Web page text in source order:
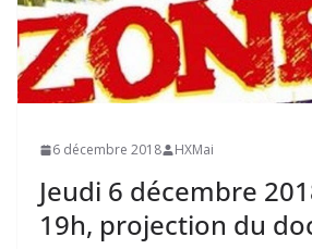
6 décembre 2018 HXMai
Jeudi 6 décembre
19h, projection du